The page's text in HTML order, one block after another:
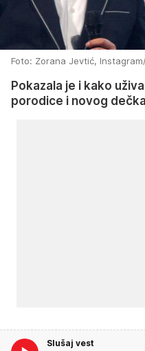
Foto: Zorana Jevtić,
Pokazala je i kako
porodice i novog dečka
Slušaj vest